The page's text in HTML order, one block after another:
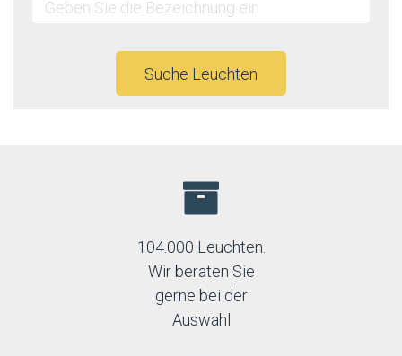
Suche Leuchten
104.000 Leuchten.
Wir beraten Sie
gerne bei der
Auswahl